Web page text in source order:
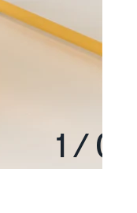
1 / 0